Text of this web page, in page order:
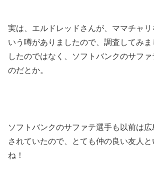
実は、エルドレッドさんが、ママチャリ
いう噂がありましたので、調査してみま
したのではなく、ソフトバンクのサフ
のだとか。
ソフトバンクのサファテ選手も以前は
されていたので、とても仲の良い友人
ね！